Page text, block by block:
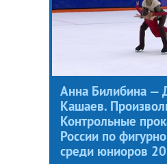
Анна Билибина —
Кашаев.
Контрольные
России по
среди юниоров